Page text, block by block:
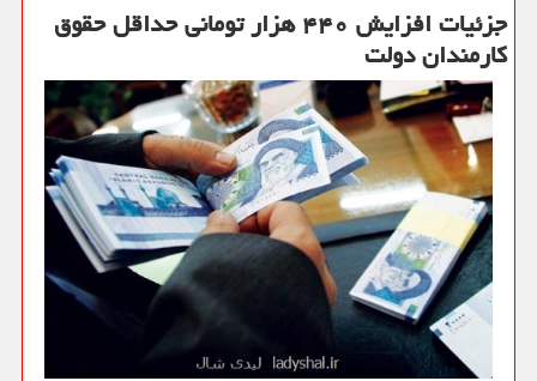
جزئیات افزایش ۴۴۰ هزار تومانی حداقل حقوق
كارمندان دولت